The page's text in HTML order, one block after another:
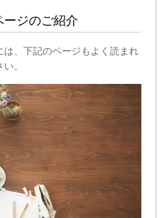
ージのご紹介
は、下記のページもよく読まれ
。